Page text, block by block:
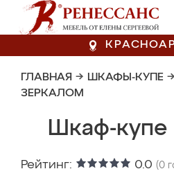
ГЛАВНАЯ → ШКАФЫ-КУПЕ →
ЗЕРКАЛОМ
Шкаф-
Рейтинг: 0.0 (0